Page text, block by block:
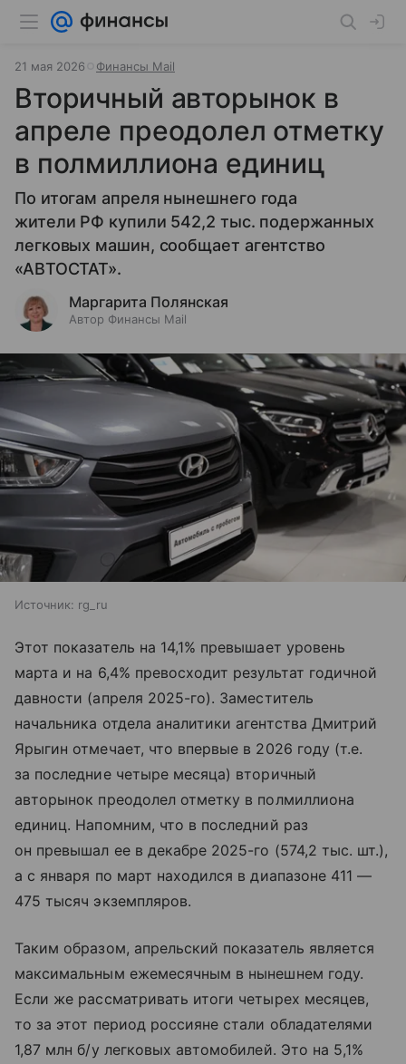
21 мая 2026 Финансы Mail
Вторичный авторынок в
апреле преодолел отметку
в полмиллиона единиц
По итогам апреля нынешнего года
жители РФ купили 542,2 тыс. подержанных
легковых машин, сообщает агентство
«АВТОСТАТ».
Маргарита Полянская
Автор Финансы Mail
Источник: rg_ru
Этот показатель на 14,1% превышает уровень
марта и на 6,4% превосходит результат годичной
давности (апреля 2025-го). Заместитель
начальника отдела аналитики агентства Дмитрий
Ярыгин отмечает, что впервые в 2026 году (т.е.
за последние четыре месяца) вторичный
авторынок преодолел отметку в полмиллиона
единиц. Напомним, что в последний раз
он превышал ее в декабре 2025-го (574,2 тыс. шт.),
а с января по март находился в диапазоне 411 —
475 тысяч экземпляров.
Таким образом, апрельский показатель является
максимальным ежемесячным в нынешнем году.
Если же рассматривать итоги четырех месяцев,
то за этот период россияне стали обладателями
1,87 млн б/у легковых автомобилей. Это на 5,1%